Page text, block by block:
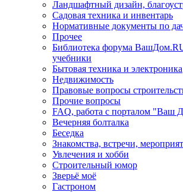
Ландшафтный дизайн,
Садовая техника и инвентарь
Нормативные документы по
Прочее
Библиотека форума
учебники
Бытовая техника и электроника
Недвижимость
Правовые вопросы
Прочие вопросы
FAQ, работа с порталом "Ваш
Вечерняя болталка
Беседка
Знакомства, встречи,
Увлечения и хобби
Строительный юмор
Зверьё моё
Гастроном